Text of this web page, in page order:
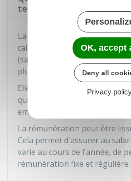
temps partiel ?
La rémunération du salarié à
calculée
en proportion de sa
(sauf
dispositions
plus favorables).
Elle est proportionnelle à celle
qualification égale, occupe à
emploi équivalent dans
La rémunération peut être
Cela permet d'assurer au
varie au cours de l'année, de
rémunération fixe et régulière.
OK, accept
Deny all
Privacy